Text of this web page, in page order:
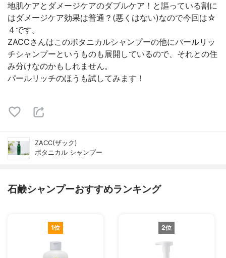
地肌ケアとダメージケアのダブルケア！と謳っている割に
はダメージケア効果は普通？(悪くはない)なので今回は☆
４です。
ZACCさんはこのボタニカルシャンプーの他にパールリッ
チシャンプーというものも展開しているので、それとの住
み分けなのかもしれません。
パールリッチのほうも試してみます！
ZACC(ザック)
ボタニカル シャンプー
石鹸シャンプーおすすめランキング
1位 2位